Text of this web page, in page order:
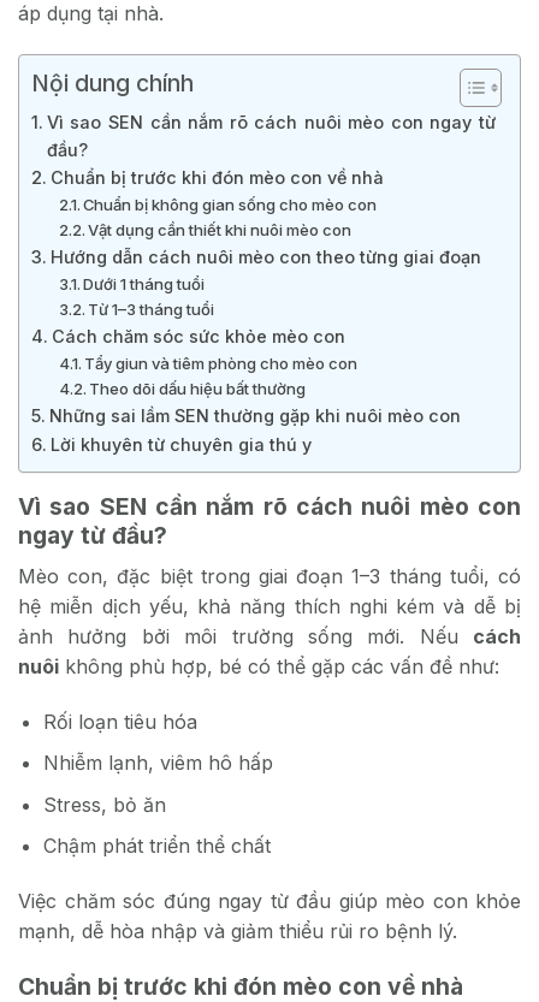
áp dụng tại nhà.
Nội dung chính
Vì sao SEN cần nắm rõ cách nuôi mèo con ngay từ
đầu?
Chuẩn bị trước khi đón mèo con về nhà
Chuẩn bị không gian sống cho mèo con
Vật dụng cần thiết khi nuôi mèo con
Hướng dẫn cách nuôi mèo con theo từng giai đoạn
Dưới 1 tháng tuổi
Từ 1–3 tháng tuổi
Cách chăm sóc sức khỏe mèo con
Tẩy giun và tiêm phòng cho mèo con
Theo dõi dấu hiệu bất thường
Những sai lầm SEN thường gặp khi nuôi mèo con
Lời khuyên từ chuyên gia thú y
Vì sao SEN cần nắm rõ cách nuôi mèo con
ngay từ đầu?
Mèo con, đặc biệt trong giai đoạn 1–3 tháng tuổi, có
hệ miễn dịch yếu, khả năng thích nghi kém và dễ bị
ảnh hưởng bởi môi trường sống mới. Nếu cách
nuôi không phù hợp, bé có thể gặp các vấn đề như:
Rối loạn tiêu hóa
Nhiễm lạnh, viêm hô hấp
Stress, bỏ ăn
Chậm phát triển thể chất
Việc chăm sóc đúng ngay từ đầu giúp mèo con khỏe
mạnh, dễ hòa nhập và giảm thiểu rủi ro bệnh lý.
Chuẩn bị trước khi đón mèo con về nhà